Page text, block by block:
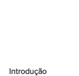
Introdução